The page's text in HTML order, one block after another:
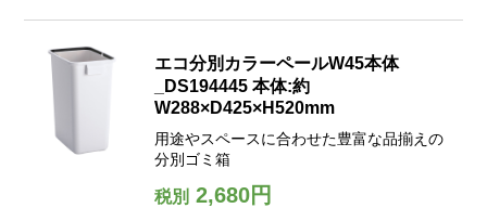
エコ分別カラーペールW45本体
_DS194445 本体:約
W288×D425×H520mm
用途やスペースに合わせた豊富な品揃えの
分別ゴミ箱
税別2,680円